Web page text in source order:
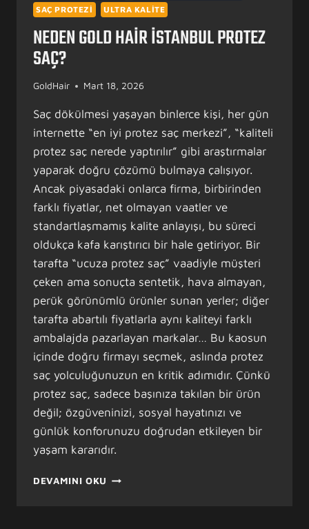
SAÇ PROTEZI
ULTRA KALITE
NEDEN GOLD HAIR İSTANBUL PROTEZ
SAÇ?
GoldHair Mart 18, 2026
Saç dökülmesi yaşayan binlerce kişi, her gün
internette “en iyi protez saç merkezi”, “kaliteli
protez saç nerede yaptırılır” gibi araştırmalar
yaparak doğru çözümü bulmaya çalışıyor.
Ancak piyasadaki onlarca firma, birbirinden
farklı fiyatlar, net olmayan vaatler ve
standartlaşmamış kalite anlayışı, bu süreci
oldukça kafa karıştırıcı bir hale getiriyor. Bir
tarafta “ucuza protez saç” vaadiyle müşteri
çeken ama sonuçta sentetik, hava almayan,
perük görünümlü ürünler sunan yerler; diğer
tarafta abartılı fiyatlarla aynı kaliteyi farklı
ambalajda pazarlayan markalar… Bu kaosun
içinde doğru firmayı seçmek, aslında protez
saç yolculuğunuzun en kritik adımıdır. Çünkü
protez saç, sadece başınıza takılan bir ürün
değil; özgüveninizi, sosyal hayatınızı ve
günlük konforunuzu doğrudan etkileyen bir
yaşam kararıdır.
DEVAMINI OKU NEDEN